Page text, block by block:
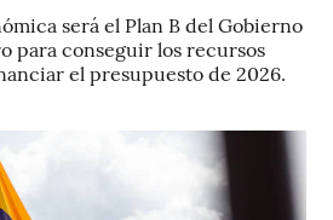
será el Plan B del Gobierno
para conseguir los recursos
el presupuesto de 2026.